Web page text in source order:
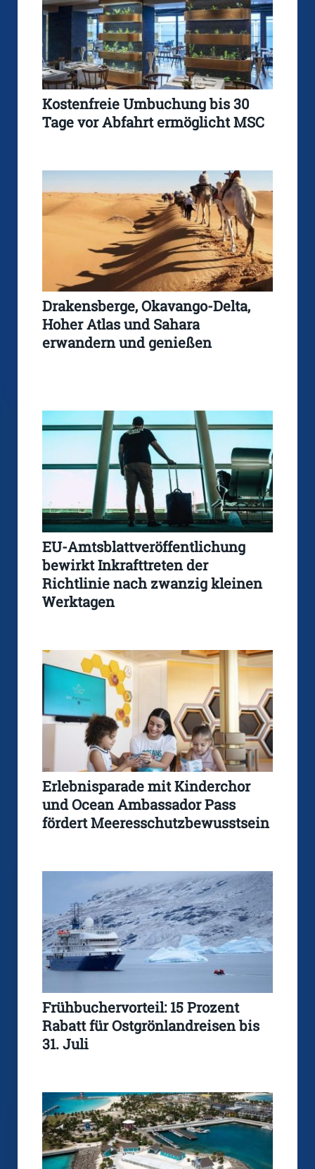
Kostenfreie Umbuchung bis 30
Tage vor Abfahrt ermöglicht MSC
Drakensberge, Okavango-Delta,
Hoher Atlas und Sahara
erwandern und genießen
EU-Amtsblattveröffentlichung
bewirkt Inkrafttreten der
Richtlinie nach zwanzig kleinen
Werktagen
Erlebnisparade mit Kinderchor
und Ocean Ambassador Pass
fördert Meeresschutzbewusstsein
Frühbuchervorteil: 15 Prozent
Rabatt für Ostgrönlandreisen bis
31. Juli